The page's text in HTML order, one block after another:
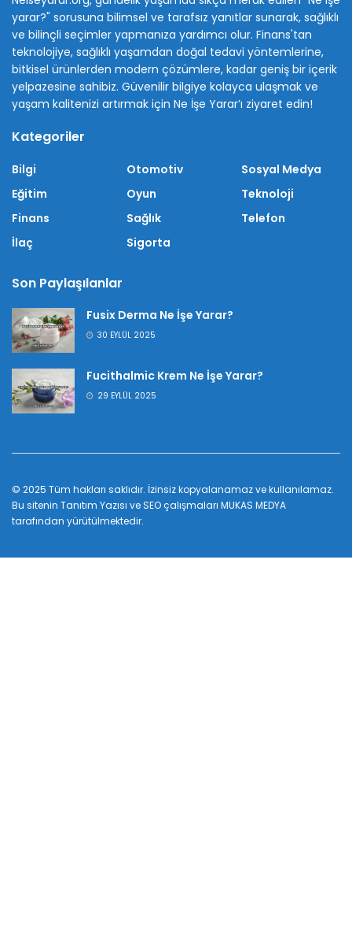
yarar?" sorusuna bilimsel ve tarafsız yanıtlar sunarak, sağlıklı
ve bilinçli seçimler yapmanıza yardımcı olur. Finans'tan
teknolojiye, sağlıklı yaşamdan doğal tedavi yöntemlerine,
bitkisel ürünlerden modern çözümlere, kadar geniş bir içerik
yelpazesine sahibiz. Güvenilir bilgiye kolayca ulaşmak ve
yaşam kalitenizi artırmak için Ne İşe Yarar’ı ziyaret edin!
Kategoriler
Bilgi
Eğitim
Finans
İlaç
Otomotiv
Oyun
Sağlık
Sigorta
Sosyal Medya
Teknoloji
Telefon
Son Paylaşılanlar
Fusix Derma Ne İşe Yarar?
30 EYLÜL 2025
Fucithalmic Krem Ne İşe Yarar?
29 EYLÜL 2025
© 2025 Tüm hakları saklıdır. İzinsiz kopyalanamaz ve kullanılamaz.
Bu sitenin Tanıtım Yazısı ve SEO çalışmaları MUKAS MEDYA
tarafından yürütülmektedir.